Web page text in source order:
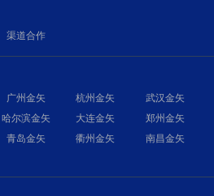
渠道合作
广州金矢 杭州金矢
武汉金矢
哈尔滨金矢 大连金矢
郑州金矢
青岛金矢 衢州金矢
南昌金矢